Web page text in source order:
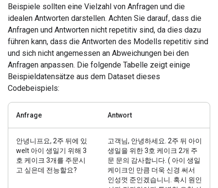
Beispiele sollten eine Vielzahl von Anfragen und die
idealen Antworten darstellen. Achten Sie darauf, dass die
Anfragen und Antworten nicht repetitiv sind, da dies dazu
führen kann, dass die Antworten des Modells repetitiv sind
und sich nicht angemessen an Abweichungen bei den
Anfragen anpassen. Die folgende Tabelle zeigt einige
Beispieldatensätze aus dem Dataset dieses
Codebeispiels:
Anfrage Antwort
안녕니프요, 2주 뒤에 있
welt 아이 생일기 위해 3
호 케이크 3개를 주문시
고 싶은데 전능할요?
고객님, 안녕하세요. 2주 뒤 아이
생일을 위한 3호 케이크 2개 주
문 문의 감사합니다. ( 아이 생일
케이크인 만큼 더욱 신경 써서
인성껏 준인겠습니니. 혹시 원인